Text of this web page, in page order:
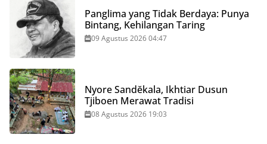
Panglima yang Tidak Berdaya: Punya
Bintang, Kehilangan Taring
09 Agustus 2026 04:47
Nyore Sandĕkala, Ikhtiar Dusun
Tjiboen Merawat Tradisi
08 Agustus 2026 19:03